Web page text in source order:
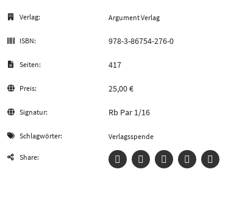
Verlag: Argument Verlag
ISBN: 978-3-86754-276-0
Seiten: 417
Preis: 25,00 €
Signatur: Rb Par 1/16
Schlagwörter: Verlagsspende
Share: